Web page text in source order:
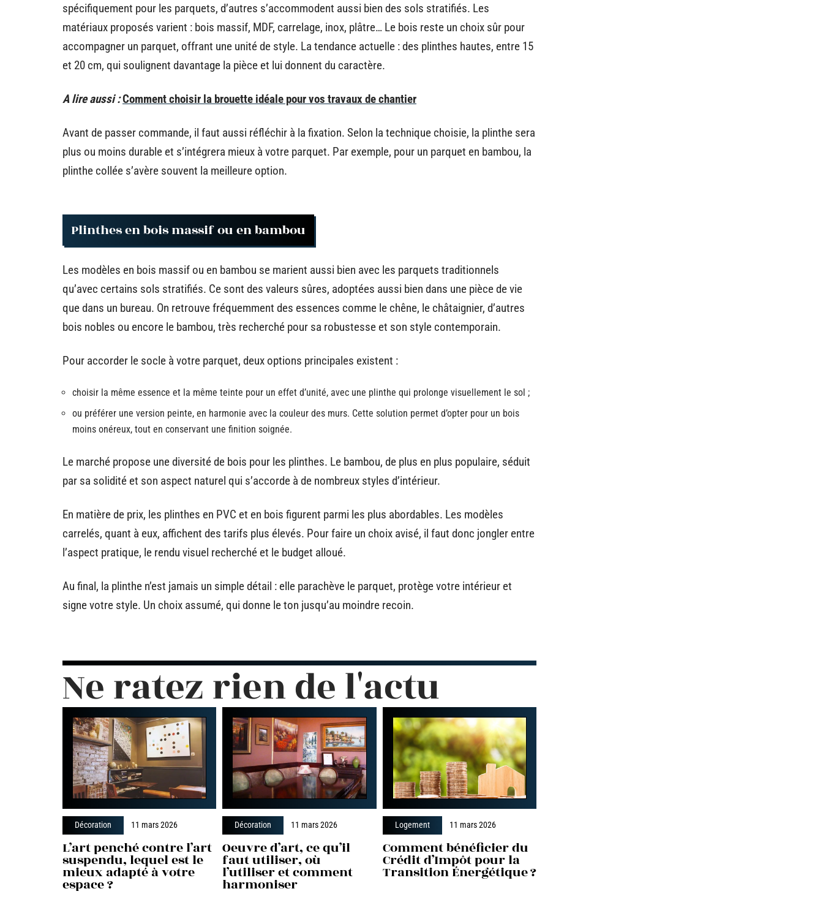
spécifiquement pour les parquets, d’autres s’accommodent aussi bien des sols stratifiés. Les
matériaux proposés varient : bois massif, MDF, carrelage, inox, plâtre… Le bois reste un choix sûr pour
accompagner un parquet, offrant une unité de style. La tendance actuelle : des plinthes hautes, entre 15
et 20 cm, qui soulignent davantage la pièce et lui donnent du caractère.
A lire aussi :Comment choisir la brouette idéale pour vos travaux de chantier
Avant de passer commande, il faut aussi réfléchir à la fixation. Selon la technique choisie, la plinthe sera
plus ou moins durable et s’intégrera mieux à votre parquet. Par exemple, pour un parquet en bambou, la
plinthe collée s’avère souvent la meilleure option.
Plinthes en bois massif ou en bambou
Les modèles en bois massif ou en bambou se marient aussi bien avec les parquets traditionnels
qu’avec certains sols stratifiés. Ce sont des valeurs sûres, adoptées aussi bien dans une pièce de vie
que dans un bureau. On retrouve fréquemment des essences comme le chêne, le châtaignier, d’autres
bois nobles ou encore le bambou, très recherché pour sa robustesse et son style contemporain.
Pour accorder le socle à votre parquet, deux options principales existent :
choisir la même essence et la même teinte pour un effet d’unité, avec une plinthe qui prolonge visuellement le sol ;
ou préférer une version peinte, en harmonie avec la couleur des murs. Cette solution permet d’opter pour un bois
moins onéreux, tout en conservant une finition soignée.
Le marché propose une diversité de bois pour les plinthes. Le bambou, de plus en plus populaire, séduit
par sa solidité et son aspect naturel qui s’accorde à de nombreux styles d’intérieur.
En matière de prix, les plinthes en PVC et en bois figurent parmi les plus abordables. Les modèles
carrelés, quant à eux, affichent des tarifs plus élevés. Pour faire un choix avisé, il faut donc jongler entre
l’aspect pratique, le rendu visuel recherché et le budget alloué.
Au final, la plinthe n’est jamais un simple détail : elle parachève le parquet, protège votre intérieur et
signe votre style. Un choix assumé, qui donne le ton jusqu’au moindre recoin.
Ne ratez rien de l'actu
Décoration 11 mars 2026
L’art penché contre l’art
suspendu, lequel est le
mieux adapté à votre
espace ?
Décoration 11 mars 2026
Oeuvre d’art, ce qu’il
faut utiliser, où
l’utiliser et comment
harmoniser
Logement 11 mars 2026
Comment bénéficier du
Crédit d’Impôt pour la
Transition Énergétique ?